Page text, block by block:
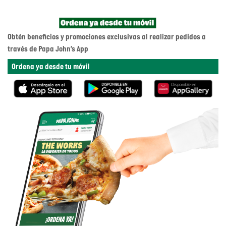
Obtén beneficios y promociones exclusivas al realizar pedidos a
través de Papa John’s App
Ordena ya desde tu móvil